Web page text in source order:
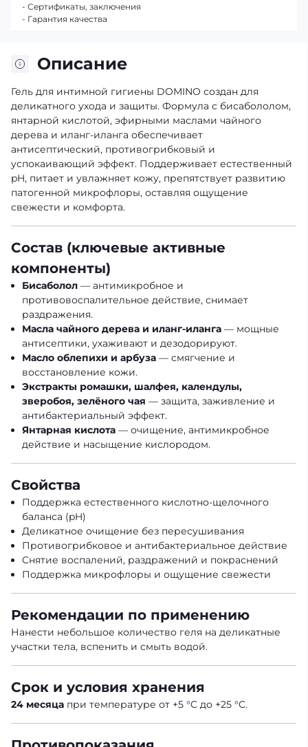
Описание
Гель для интимной гигиены DOMINO создан для
деликатного ухода и защиты. Формула с бисабололом,
янтарной кислотой, эфирными маслами чайного
дерева и иланг-иланга обеспечивает
антисептический, противогрибковый и
успокаивающий эффект. Поддерживает естественный
pH, питает и увлажняет кожу, препятствует развитию
патогенной микрофлоры, оставляя ощущение
свежести и комфорта.
Состав (ключевые активные
компоненты)
Бисаболол — антимикробное и
противовоспалительное действие, снимает
раздражения.
Масла чайного дерева и иланг-иланга — мощные
антисептики, ухаживают и дезодорируют.
Масло облепихи и арбуза — смягчение и
восстановление кожи.
Экстракты ромашки, шалфея, календулы,
зверобоя, зелёного чая — защита, заживление и
антибактериальный эффект.
Янтарная кислота — очищение, антимикробное
действие и насыщение кислородом.
Свойства
Поддержка естественного кислотно-щелочного
баланса (pH)
Деликатное очищение без пересушивания
Противогрибковое и антибактериальное действие
Снятие воспалений, раздражений и покраснений
Поддержка микрофлоры и ощущение свежести
Рекомендации по применению
Нанести небольшое количество геля на деликатные
участки тела, вспенить и смыть водой.
Срок и условия хранения
24 месяца при температуре от +5 °C до +25 °C.
- Сертификаты, заключения
- Гарантия качества